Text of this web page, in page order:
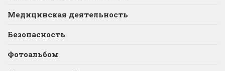
Медицинская деятельность
Безопасность
Фотоальбом